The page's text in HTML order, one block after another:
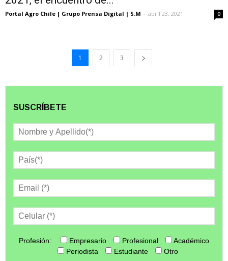
Portal Agro Chile | Grupo Prensa Digital | S.M - abril 23, 2021 0
1 2 3
SUSCRÍBETE
Profesión: Empresario Profesional
Académico
Periodista
Estudiante Otro